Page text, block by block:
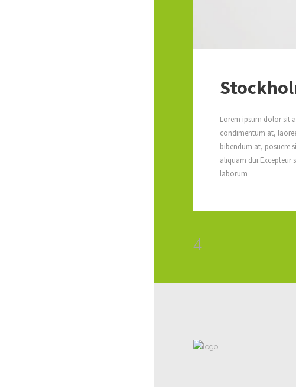
Lorem ipsum dolor sit
condimentum at,
bibendum at, posuere
aliquam
laborum